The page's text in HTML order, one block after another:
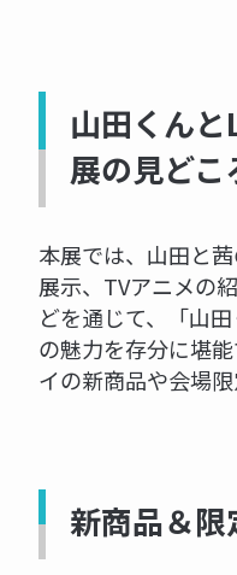
山田くん
展の見どこ
本展では、山田と
展示、TVアニメの
どを通じて、「山
の魅力を存分に堪
イの新商品や会場
新商品＆限